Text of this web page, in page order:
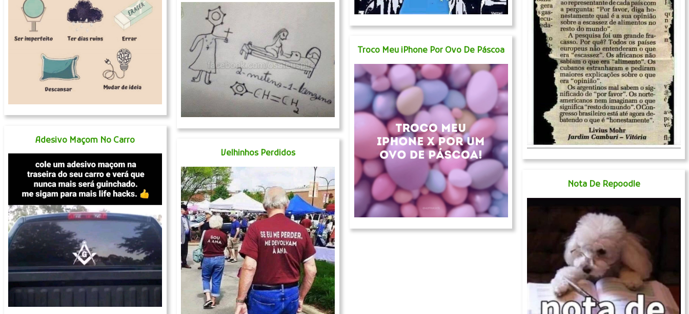
Adesivo Maçom No Carro
Velhinhos Perdidos
Troco Meu iPhone Por Ovo De Páscoa
Nota De Repoodle